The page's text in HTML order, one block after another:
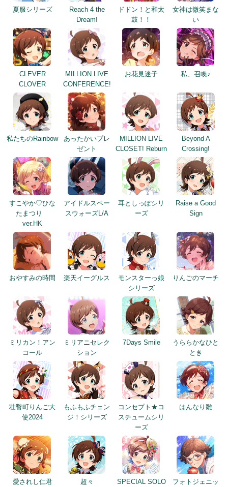
夏服シリーズ
Reach 4 the
Dream!
ドドン！と和太
鼓！！
女神は微笑まな
い
CLEVER
CLOVER
MILLION LIVE
CONFERENCE!
お花見迷子 私、召喚♪
私たちのRainbow
あったかいプレ
ゼント
MILLION LIVE
CLOSET! Reburn
Beyond A
Crossing!
すこやか♡ひな
たまつり
ver.HK
アイドルスペー
スウォーズL/A
耳としっぽシリ
ーズ
Raise a Good
Sign
おやすみの時間 楽天イーグルス
モンスターっ娘
シリーズ
りんごのマーチ
ミリカン！アン
コール
ミリアニセレク
ション
7Days Smile
うららかなひと
とき
壮瞥町りんご大
使2024
もふもふチェン
ジ！シリーズ
コンセプト★コ
スチュームシリ
ーズ
はんなり雛
愛されし仁君
超々
SPECIAL SOLO
フォトジェニッ